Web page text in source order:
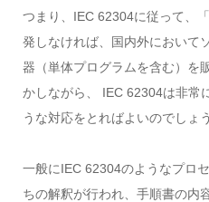
つまり、IEC 62304に従って、
発しなければ、国内外において
器（単体プログラムを含む）を
かしながら、 IEC 62304は非常
うな対応をとればよいのでしょ
一般にIEC 62304のようなプロ
ちの解釈が行われ、手順書の内